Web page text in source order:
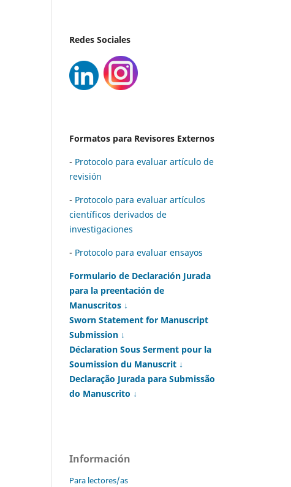
Redes Sociales
Formatos para Revisores Externos
- Protocolo para evaluar artículo de
revisión
- Protocolo para evaluar artículos
científicos derivados de
investigaciones
- Protocolo para evaluar ensayos
Formulario de Declaración Jurada
para la preentación de
Manuscritos ↓
Sworn Statement for Manuscript
Submission ↓
Déclaration Sous Serment pour la
Soumission du Manuscrit ↓
Declaração Jurada para Submissão
do Manuscrito ↓
Información
Para lectores/as